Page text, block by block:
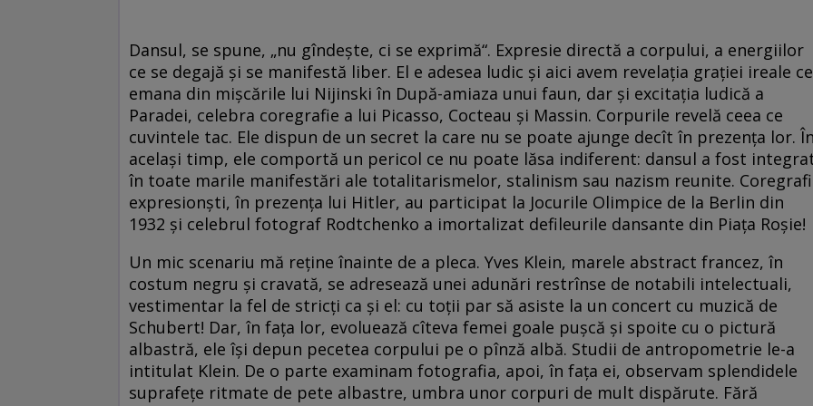
Dansul, se spune, „nu gîndeşte, ci se exprimă“. Expresie directă a corpului, a energiilor
ce se degajă şi se manifestă liber. El e adesea ludic şi aici avem revelaţia graţiei ireale ce
emana din mişcările lui Nijinski în După-amiaza unui faun, dar şi excitaţia ludică a
Paradei, celebra coregrafie a lui Picasso, Cocteau şi Massin. Corpurile revelă ceea ce
cuvintele tac. Ele dispun de un secret la care nu se poate ajunge decît în prezenţa lor. În
acelaşi timp, ele comportă un pericol ce nu poate lăsa indiferent: dansul a fost
în toate marile manifestări ale totalitarismelor, stalinism sau nazism reunite.
expresionşti, în prezenţa lui Hitler, au participat la Jocurile Olimpice de la Berlin din
1932 şi celebrul fotograf Rodtchenko a imortalizat defileurile dansante din Piaţa Roşie!
Un mic scenariu mă reţine înainte de a pleca. Yves Klein, marele abstract francez, în
costum negru şi cravată, se adresează unei adunări restrînse de notabili intelectuali,
vestimentar la fel de stricţi ca şi el: cu toţii par să asiste la un concert cu muzică de
Schubert! Dar, în faţa lor, evoluează cîteva femei goale puşcă şi spoite cu o pictură
albastră, ele îşi depun pecetea corpului pe o pînză albă. Studii de antropometrie le-a
intitulat Klein. De o parte examinam fotografia, apoi, în faţa ei, observam splendidele
suprafeţe ritmate de pete albastre, umbra unor corpuri de mult dispărute. Fără